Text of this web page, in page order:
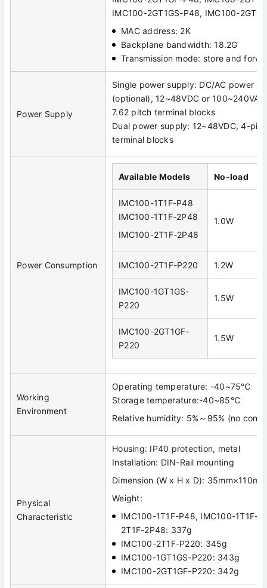
IMC100-2GT1GS-P48, IMC100-
MAC address: 2K
Backplane bandwidth: 18.2G
Transmission mode: store and
Power Supply
Single power supply: DC/AC power
(optional), 12~48VDC or
7.62 pitch terminal blocks
Dual power supply: 12~48VDC, 4-pin
terminal blocks
Power Consumption
Available Models No-load
IMC100-1T1F-P48
IMC100-1T1F-2P48
IMC100-2T1F-2P48
1.0W
IMC100-2T1F-P220 1.2W
IMC100-1GT1GS-
P220
1.5W
IMC100-2GT1GF-
P220
1.5W
Working
Environment
Operating temperature: -40~75℃
Storage temperature:-40~85℃
Relative humidity: 5%～95% (no
Physical
Characteristic
Housing: IP40 protection, metal
Installation: DIN-Rail mounting
Dimension (W x H x D):
Weight:
IMC100-1T1F-P48, IMC100-1T1F-
2T1F-2P48: 337g
IMC100-2T1F-P220: 345g
IMC100-1GT1GS-P220: 343g
IMC100-2GT1GF-P220: 342g